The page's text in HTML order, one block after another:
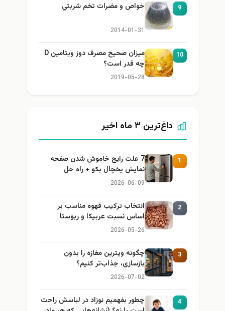
9 خواص و مضرات تخم شربتي
2014-01-31
10
میزان صحیح مصرف دوز ویتامین D
چه قدر است؟
2019-05-28
داغ‌ترین ۳ ماه اخیر
1
7 علت رایج خاموش شدن صفحه
نمایش یخچال بکو + راه حل
2026-06-09
2
انتخاب ترکیب قهوه مناسب بر
اساس نسبت عربیکا و ربوستا
2026-05-26
3
چگونه ویترین مغازه را بدون
بازسازی، جذاب‌تر کنیم؟
2026-07-02
4
چطور بفهمیم نوزاد در لباسش راحت